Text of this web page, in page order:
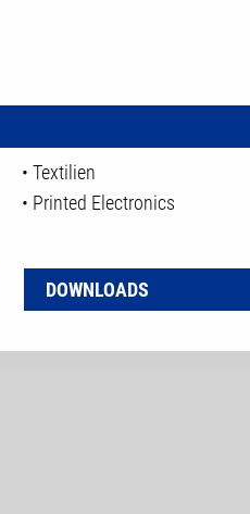
• Textilien
• Printed Electronics
DOWNLOADS